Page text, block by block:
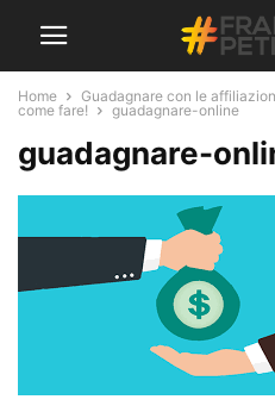
Home
Guadagnare con le
come fare!
guadagnare-online
guadagnare-